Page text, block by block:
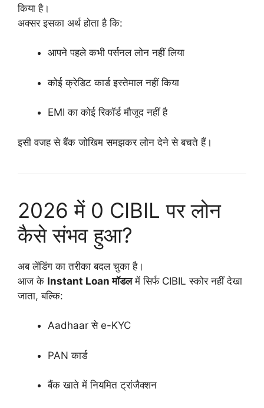
किया है।
अक्सर इसका अर्थ होता है कि:
आपने पहले कभी पर्सनल लोन नहीं लिया
कोई क्रेडिट कार्ड इस्तेमाल नहीं किया
EMI का कोई रिकॉर्ड मौजूद नहीं है
इसी वजह से बैंक जोखिम समझकर लोन देने से बचते हैं।
2026 में 0 CIBIL पर लोन
कैसे संभव हुआ?
अब लेंडिंग का तरीका बदल चुका है।
आज के Instant Loan मॉडलमें सिर्फ CIBIL स्कोर नहीं देखा
जाता, बल्कि:
Aadhaar से e-KYC
PAN कार्ड
बैंक खाते में नियमित ट्रांजैक्शन